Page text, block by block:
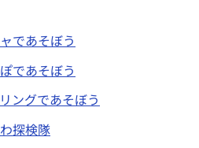
であそぼう
であそぼう
ングであそぼう
探検隊